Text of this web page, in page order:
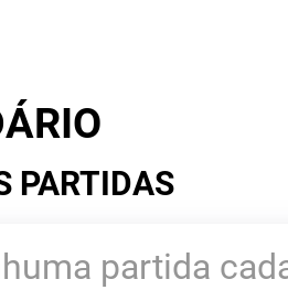
PARTIDAS
partida